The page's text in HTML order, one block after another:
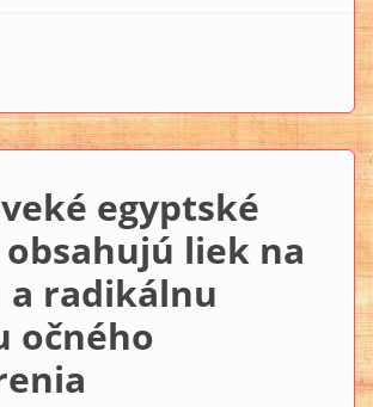
egyptské
liek na
a radikálnu
očného